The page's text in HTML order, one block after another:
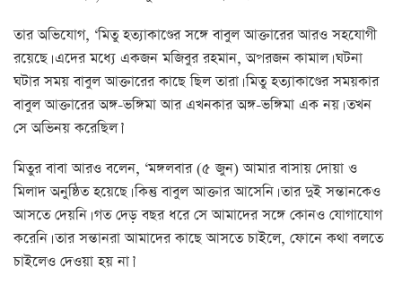
তার অভিযোগ, ‘মিতু হত্যাকাণ্ডের সঙ্গে বাবুল আক্তারের আরও সহযোগী
রয়েছে। এদের মধ্যে একজন মজিবুর রহমান, অপরজন কামাল। ঘটনা
ঘটার সময় বাবুল আক্তারের কাছে ছিল তারা। মিতু হত্যাকাণ্ডের সময়কার
বাবুল আক্তারের অঙ্গ-ভঙ্গিমা আর এখনকার অঙ্গ-ভঙ্গিমা এক নয়। তখন
সে অভিনয় করেছিল।’
মিতুর বাবা আরও বলেন, ‘মঙ্গলবার (৫ জুন) আমার বাসায় দোয়া ও
মিলাদ অনুষ্ঠিত হয়েছে। কিন্তু বাবুল আক্তার আসেনি। তার দুই সন্তানকেও
আসতে দেয়নি। গত দেড় বছর ধরে সে আমাদের সঙ্গে কোনও যোগাযোগ
করেনি। তার সন্তানরা আমাদের কাছে আসতে চাইলে, ফোনে কথা বলতে
চাইলেও দেওয়া হয় না।’